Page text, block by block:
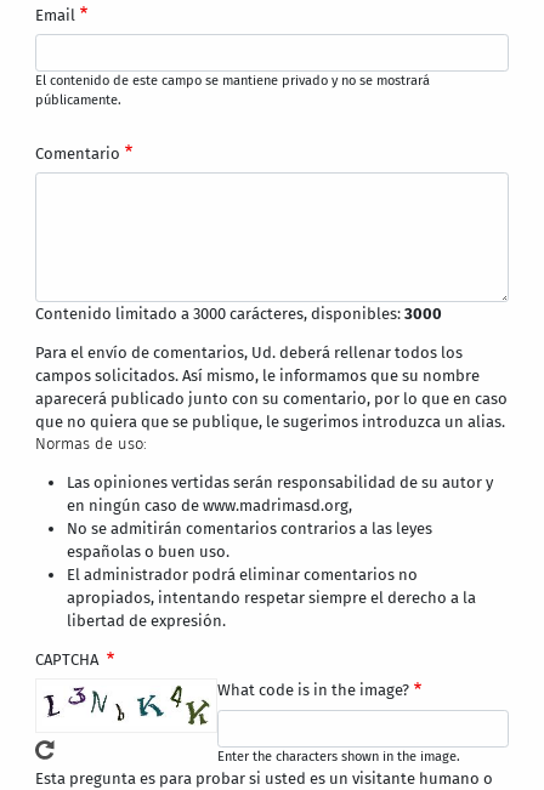
Email
El contenido de este campo se mantiene privado y no se mostrará
públicamente.
Comentario
Contenido limitado a 3000 carácteres, disponibles:3000
Para el envío de comentarios, Ud. deberá rellenar todos los
campos solicitados. Así mismo, le informamos que su nombre
aparecerá publicado junto con su comentario, por lo que en caso
que no quiera que se publique, le sugerimos introduzca un alias.
Normas de uso:
Las opiniones vertidas serán responsabilidad de su autor y
en ningún caso de www.madrimasd.org,
No se admitirán comentarios contrarios a las leyes
españolas o buen uso.
El administrador podrá eliminar comentarios no
apropiados, intentando respetar siempre el derecho a la
libertad de expresión.
CAPTCHA
What code is in the image?
Enter the characters shown in the image.
Esta pregunta es para probar si usted es un visitante humano o